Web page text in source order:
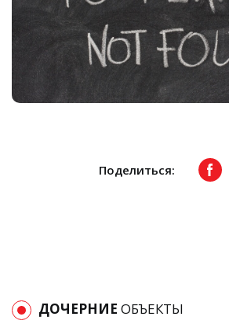
Поделиться:
ДОЧЕРНИЕ ОБЪЕКТЫ